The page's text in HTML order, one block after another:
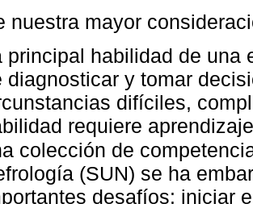
nuestra mayor
principal habilidad de una
diagnosticar y tomar
difíciles,
requiere
colección de
(SUN) se ha
desafíos: iniciar